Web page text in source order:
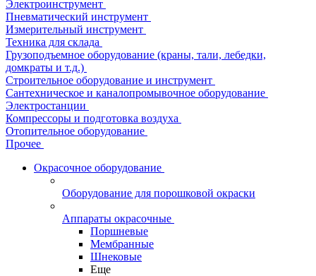
Электроинструмент
Пневматический инструмент
Измерительный инструмент
Техника для склада
Грузоподъемное оборудование (краны, тали, лебедки,
домкраты и т.д.)
Строительное оборудование и инструмент
Сантехническое и каналопромывочное оборудование
Электростанции
Компрессоры и подготовка воздуха
Отопительное оборудование
Прочее
Окрасочное оборудование
Оборудование для порошковой окраски
Аппараты окрасочные
Поршневые
Мембранные
Шнековые
Еще